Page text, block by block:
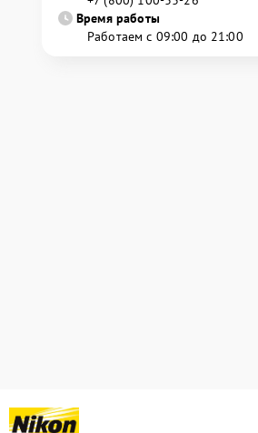
Время работы
Работаем с 09:00 до 21:00